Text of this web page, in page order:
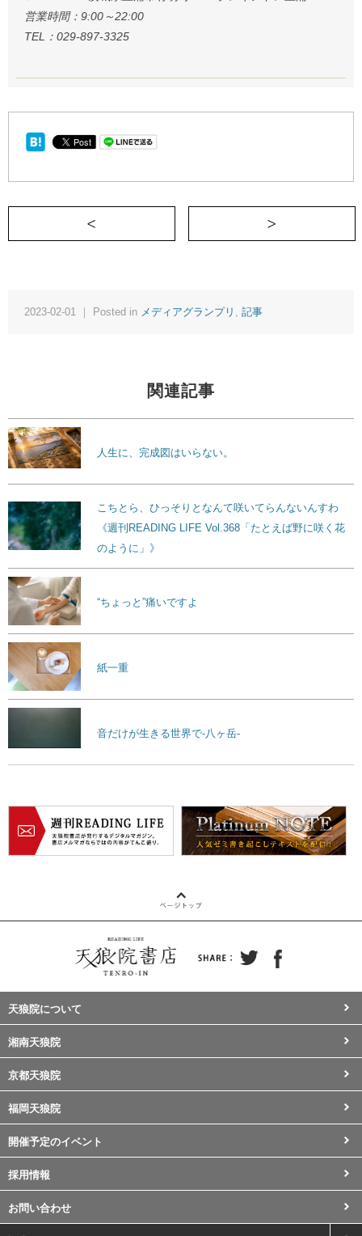
営業時間：9:00～22:00
TEL：029-897-3325
＜ 5年越しにかなった浦村（うらむら）
2023-02-01 ｜ Posted in メディアグランプリ , 記事
関連記事
人生に、完成図はいらない。
こちとら、ひっそりとなんて咲いてらんないんすわ
《週刊READING LIFE Vol.368「たとえば野に咲く花
のように」》
“ちょっと”痛いですよ
紙一重
音だけが生きる世界で-八ヶ岳-
天狼院について
湘南天狼院
京都天狼院
福岡天狼院
開催予定のイベント
採用情報
お問い合わせ